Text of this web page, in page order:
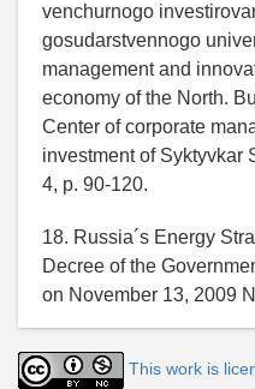
venchurnogo
gosudarstvennogo
management and
economy of the North.
Center of corporate
investment of Syktyvkar
4, p. 90-120.
18. Russia´s Energy
Decree of the
on November 13, 2009
This work is